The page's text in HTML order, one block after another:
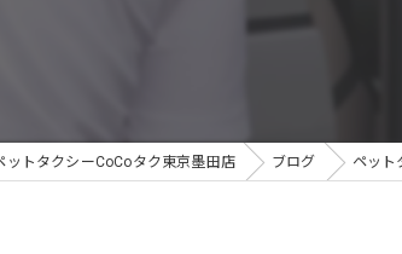
トタクシーCoCoタク東京墨田店 ブログ ペット